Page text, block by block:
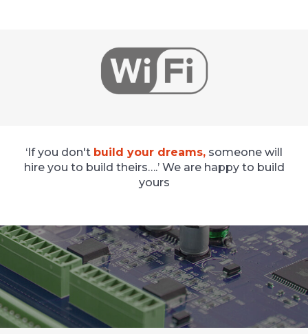
‘If you don't build your dreams, someone will
hire you to build theirs….’ We are happy to build
yours